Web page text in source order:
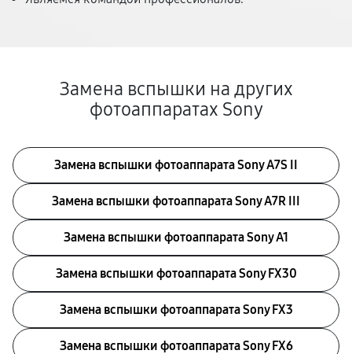
Замена вспышки на других
фотоаппаратах Sony
Замена вспышки фотоаппарата Sony A7S II
Замена вспышки фотоаппарата Sony A7R III
Замена вспышки фотоаппарата Sony A1
Замена вспышки фотоаппарата Sony FX30
Замена вспышки фотоаппарата Sony FX3
Замена вспышки фотоаппарата Sony FX6